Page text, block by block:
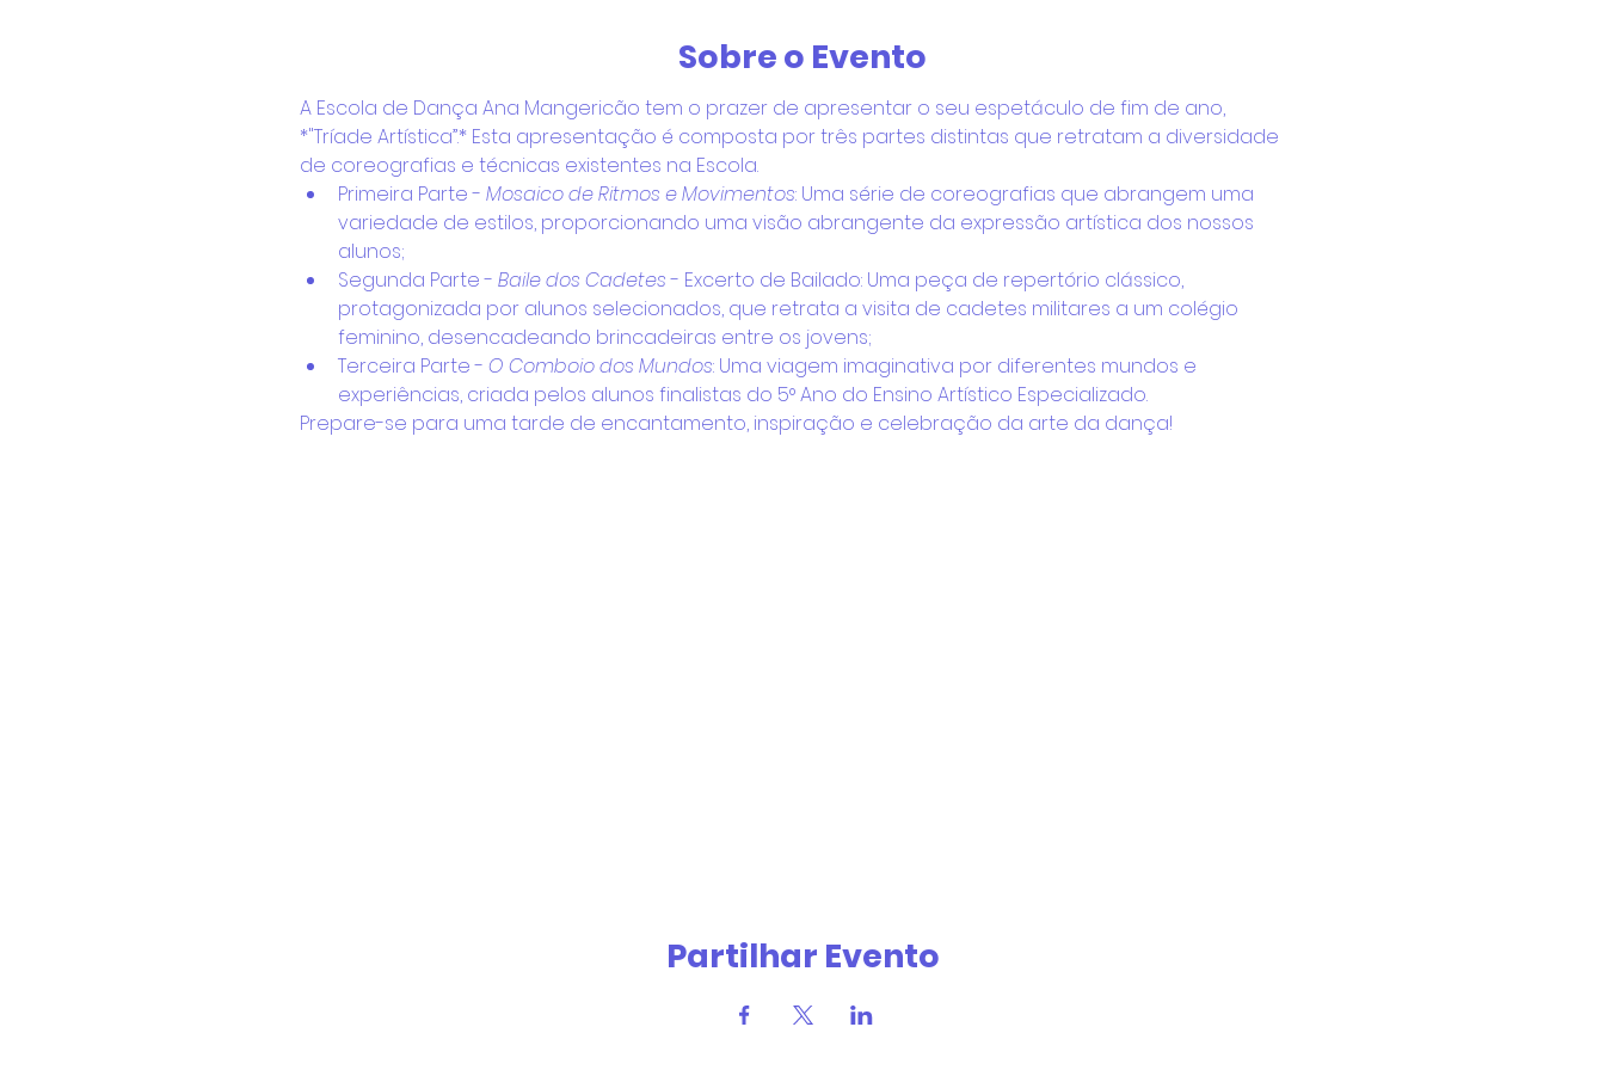
Sobre o Evento
A Escola de Dança Ana Mangericão tem o prazer de apresentar o seu espetáculo de fim de ano,
*"Tríade Artística”.* Esta apresentação é composta por três partes distintas que retratam a diversidade
de coreografias e técnicas existentes na Escola.
Primeira Parte - Mosaico de Ritmos e Movimentos: Uma série de coreografias que abrangem uma
variedade de estilos, proporcionando uma visão abrangente da expressão artística dos nossos
alunos;
Segunda Parte - Baile dos Cadetes - Excerto de Bailado: Uma peça de repertório clássico,
protagonizada por alunos selecionados, que retrata a visita de cadetes militares a um colégio
feminino, desencadeando brincadeiras entre os jovens;
Terceira Parte - O Comboio dos Mundos: Uma viagem imaginativa por diferentes mundos e
experiências, criada pelos alunos finalistas do 5° Ano do Ensino Artístico Especializado.
Prepare-se para uma tarde de encantamento, inspiração e celebração da arte da dança!
Partilhar Evento